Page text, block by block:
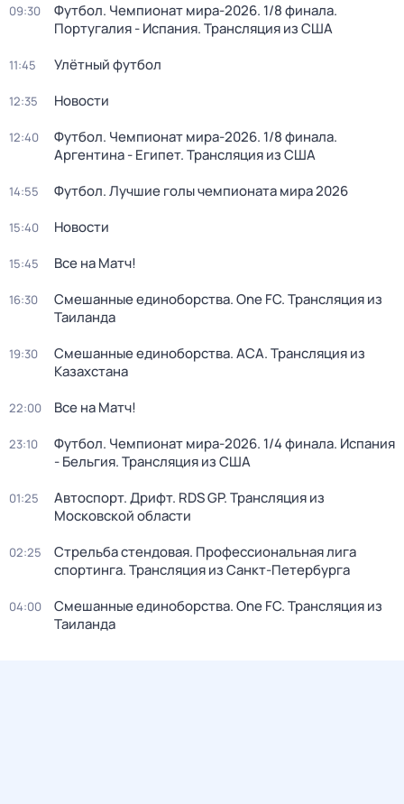
09:30
Футбол. Чемпионат мира-2026. 1/8 финала.
Португалия - Испания. Трансляция из США
11:45 Улётный футбол
12:35 Новости
12:40
Футбол. Чемпионат мира-2026. 1/8 финала.
Аргентина - Египет. Трансляция из США
14:55 Футбол. Лучшие голы чемпионата мира 2026
15:40 Новости
15:45 Все на Матч!
16:30
Смешанные единоборства. One FC. Трансляция из
Таиланда
19:30
Смешанные единоборства. АСА. Трансляция из
Казахстана
22:00 Все на Матч!
23:10
Футбол. Чемпионат мира-2026. 1/4 финала. Испания
- Бельгия. Трансляция из США
01:25
Автоспорт. Дрифт. RDS GP. Трансляция из
Московской области
02:25
Стрельба стендовая. Профессиональная лига
спортинга. Трансляция из Санкт-Петербурга
04:00
Смешанные единоборства. One FC. Трансляция из
Таиланда